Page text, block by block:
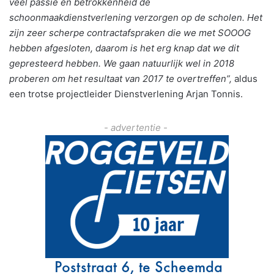
schoonmaakdienstverlening verzorgen op de scholen. Het
zijn zeer scherpe contractafspraken die we met SOOOG
hebben afgesloten, daarom is het erg knap dat we dit
gepresteerd hebben. We gaan natuurlijk wel in 2018
proberen om het resultaat van 2017 te overtreffen”, aldus
een trotse projectleider Dienstverlening Arjan Tonnis.
- advertentie -